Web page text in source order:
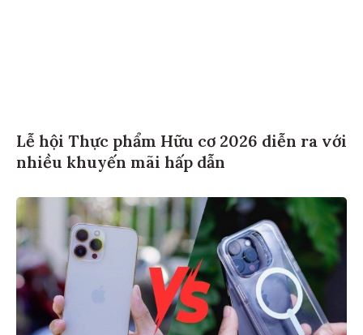
Lễ hội Thực phẩm Hữu cơ 2026 diễn ra với
nhiều khuyến mãi hấp dẫn